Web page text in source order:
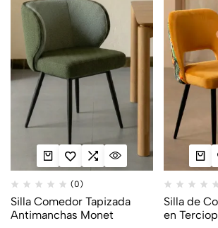
(0)
Silla Comedor Tapizada
Antimanchas Monet
Silla de
en